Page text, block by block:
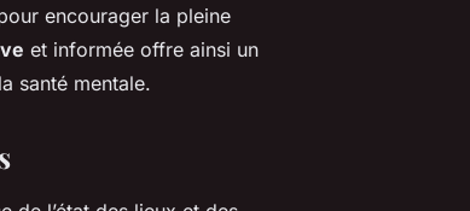
encourager la pleine
et informée offre ainsi un
santé mentale.